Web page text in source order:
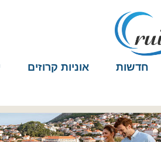
חדשות אוניות קרוזים